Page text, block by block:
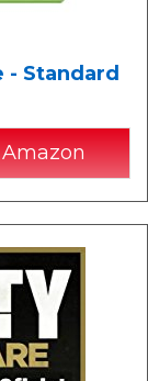
- Standard